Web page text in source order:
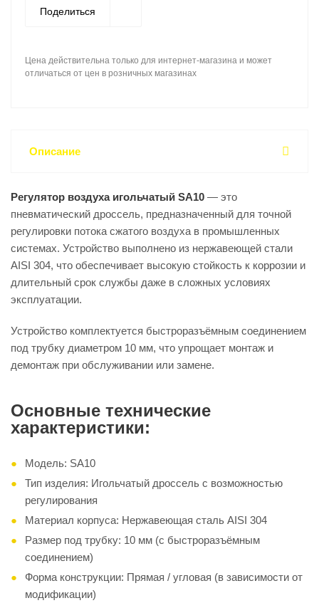
Поделиться
Цена действительна только для интернет-магазина и может
отличаться от цен в розничных магазинах
Описание
Регулятор воздуха игольчатый SA10 — это
пневматический дроссель, предназначенный для точной
регулировки потока сжатого воздуха в промышленных
системах. Устройство выполнено из нержавеющей стали
AISI 304, что обеспечивает высокую стойкость к коррозии и
длительный срок службы даже в сложных условиях
эксплуатации.
Устройство комплектуется быстроразъёмным соединением
под трубку диаметром 10 мм, что упрощает монтаж и
демонтаж при обслуживании или замене.
Основные технические
характеристики:
Модель: SA10
Тип изделия: Игольчатый дроссель с возможностью
регулирования
Материал корпуса: Нержавеющая сталь AISI 304
Размер под трубку: 10 мм (с быстроразъёмным
соединением)
Форма конструкции: Прямая / угловая (в зависимости от
модификации)